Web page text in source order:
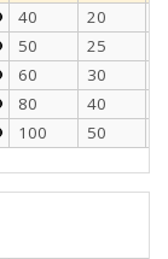
40 20
50 25
60 30
80 40
100 50